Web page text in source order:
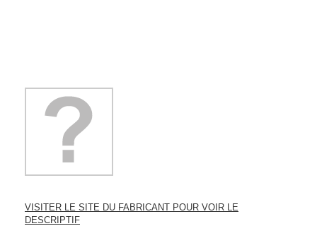
VISITER LE SITE DU FABRICANT POUR VOIR LE
DESCRIPTIF